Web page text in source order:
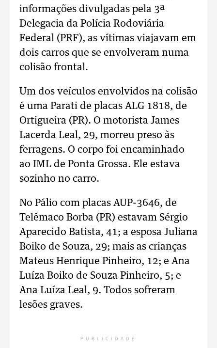
informações divulgadas pela 3ª
Delegacia da Polícia Rodoviária
Federal (PRF), as vítimas viajavam em
dois carros que se envolveram numa
colisão frontal.
Um dos veículos envolvidos na colisão
é uma Parati de placas ALG 1818, de
Ortigueira (PR). O motorista James
Lacerda Leal, 29, morreu preso às
ferragens. O corpo foi encaminhado
ao IML de Ponta Grossa. Ele estava
sozinho no carro.
No Pálio com placas AUP-3646, de
Telêmaco Borba (PR) estavam Sérgio
Aparecido Batista, 41; a esposa Juliana
Boiko de Souza, 29; mais as crianças
Mateus Henrique Pinheiro, 12; e Ana
Luíza Boiko de Souza Pinheiro, 5; e
Ana Luíza Leal, 9. Todos sofreram
lesões graves.
PUBLICIDADE